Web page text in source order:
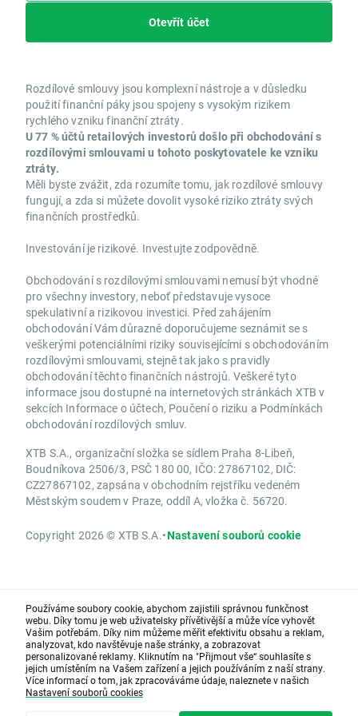
Otevřít účet
Rozdílové smlouvy jsou komplexní nástroje a v důsledku
použití finanční páky jsou spojeny s vysokým rizikem
rychlého vzniku finanční ztráty.
U 77 % účtů retailových investorů došlo při obchodování s
rozdílovými smlouvami u tohoto poskytovatele ke vzniku
ztráty.
Měli byste zvážit, zda rozumíte tomu, jak rozdílové smlouvy
fungují, a zda si můžete dovolit vysoké riziko ztráty svých
finančních prostředků.
Investování je rizikové. Investujte zodpovědně.
Obchodování s rozdílovými smlouvami nemusí být vhodné
pro všechny investory, neboť představuje vysoce
spekulativní a rizikovou investici. Před zahájením
obchodování Vám důrazně doporučujeme seznámit se s
veškerými potenciálními riziky souvisejícími s obchodováním
rozdílovými smlouvami, stejně tak jako s pravidly
obchodování těchto finančních nástrojů. Veškeré tyto
informace jsou dostupné na internetových stránkách XTB v
sekcích Informace o účtech, Poučení o riziku a Podmínkách
obchodování rozdílových smluv.
XTB S.A., organizační složka se sídlem Praha 8-Libeň,
Boudníkova 2506/3, PSČ 180 00, IČO: 27867102, DIČ:
CZ27867102, zapsána v obchodním rejstříku vedeném
Městským soudem v Praze, oddíl A, vložka č. 56720.
Copyright 2026 © XTB S.A.•Nastavení souborů cookie
Používáme soubory cookie, abychom zajistili správnou funkčnost
webu. Díky tomu je web uživatelsky přívětivější a může více vyhovět
Vašim potřebám. Díky nim můžeme měřit efektivitu obsahu a reklam,
analyzovat, kdo navštěvuje naše stránky, a zobrazovat
personalizované reklamy. Kliknutím na "Přijmout vše“ souhlasíte s
jejich umístěním na Vašem zařízení a jejich používáním z naší strany.
Více informací o tom, jak zpracováváme údaje, naleznete v našich
Nastavení souborů cookies